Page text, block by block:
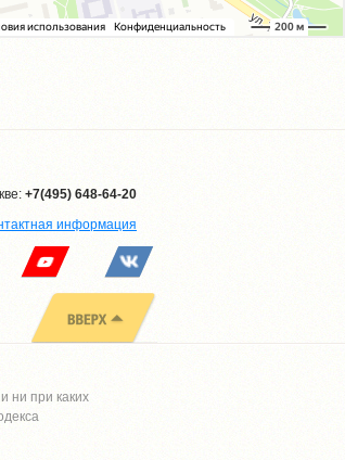
+7(495) 648-64-20
информация
ни при каких